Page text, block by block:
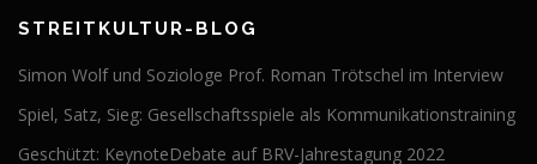
STREITKULTUR-BLOG
Simon Wolf und Soziologe Prof. Roman Trötschel im Interview
Spiel, Satz, Sieg: Gesellschaftsspiele als Kommunikationstraining
Geschützt: KeynoteDebate auf BRV-Jahrestagung 2022